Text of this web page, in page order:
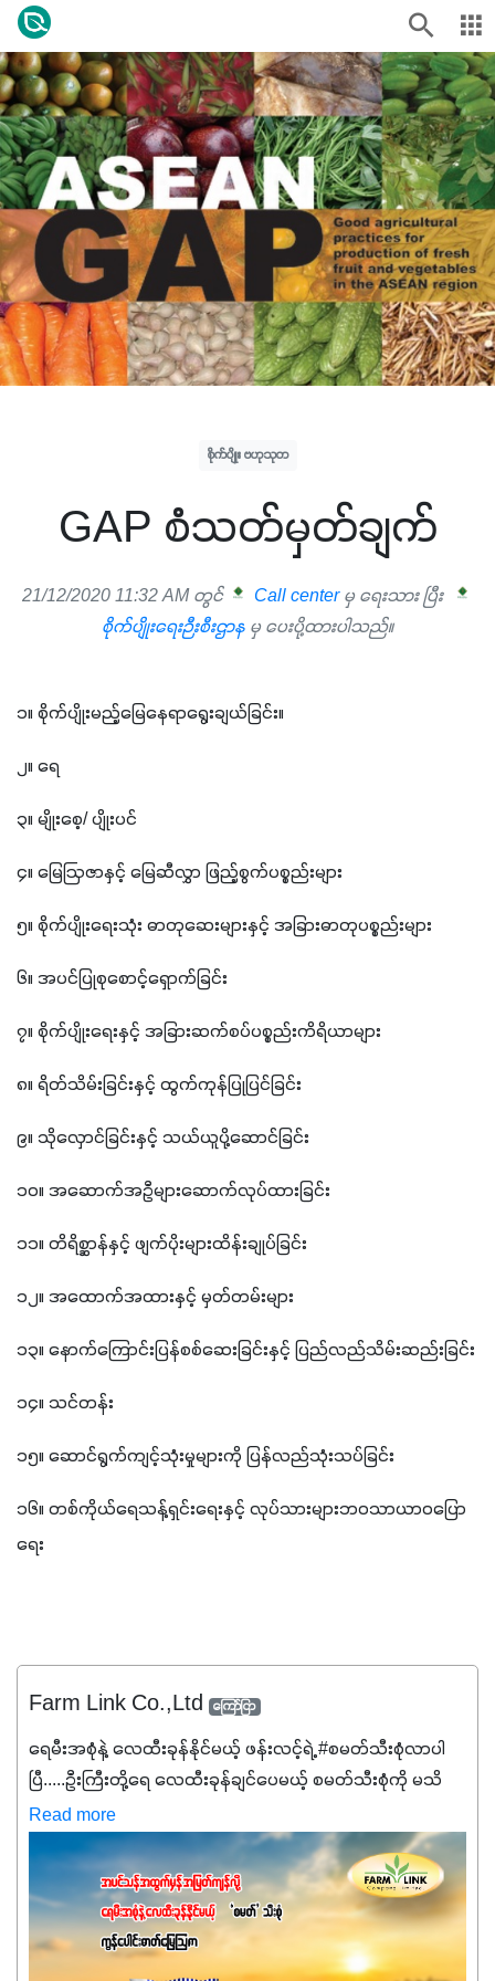
စိုက်ပျိုး ဗဟုသုတ
GAP စံသတ်မှတ်ချက်
21/12/2020 11:32 AM တွင် Call centerမှ ရေးသား ပြီး
စိုက်ပျိုးရေးဉီးစီးဌာန မှ ပေးပို့ထားပါသည်။
၁။ စိုက်ပျိုးမည့်မြေနေရာရွေးချယ်ခြင်း။
၂။ ရေ
၃။ မျိုးစေ့/ ပျိုးပင်
၄။ မြေဩဇာနှင့် မြေဆီလွှာ ဖြည့်စွက်ပစ္စည်းများ
၅။ စိုက်ပျိုးရေးသုံး ဓာတုဆေးများနှင့် အခြားဓာတုပစ္စည်းများ
၆။ အပင်ပြုစုစောင့်ရှောက်ခြင်း
၇။ စိုက်ပျိုးရေးနှင့် အခြားဆက်စပ်ပစ္စည်းကိရိယာများ
၈။ ရိတ်သိမ်းခြင်းနှင့် ထွက်ကုန်ပြုပြင်ခြင်း
၉။ သိုလှောင်ခြင်းနှင့် သယ်ယူပို့ဆောင်ခြင်း
၁၀။ အဆောက်အဦများဆောက်လုပ်ထားခြင်း
၁၁။ တိရိစ္ဆာန်နှင့် ဖျက်ပိုးများထိန်းချုပ်ခြင်း
၁၂။ အထောက်အထားနှင့် မှတ်တမ်းများ
၁၃။ နောက်ကြောင်းပြန်စစ်ဆေးခြင်းနှင့် ပြည်လည်သိမ်းဆည်းခြင်း
၁၄။ သင်တန်း
၁၅။ ဆောင်ရွက်ကျင့်သုံးမှုများကို ပြန်လည်သုံးသပ်ခြင်း
၁၆။ တစ်ကိုယ်ရေသန့်ရှင်းရေးနှင့် လုပ်သားများဘဝသာယာဝပြော
ရေး
Farm Link Co.,Ltd ကြော်ငြာ
ရေမီးအစုံနဲ့ လေထီးခုန်နိုင်မယ့် ဖန်းလင့်ရဲ့ #စမတ်သီးစုံလာပါ
ပြီ.....ဦးကြီးတို့ရေ ‌လေထီးခုန်ချင်ပေမယ့် စမတ်သီးစုံကို မသိ
သေးရင်တော့ ဒီစာလေးကို ဆက်ဖတ်‌ပေးပါ #စမတ်သီးစုံဆိုတာ
အပင်တိုင်းအတွက် အဓိကအာဟာရNPK (19:7:8)နဲ့ #ဟူးမစ်
အက်စစ်တို့ အချိုးကျ ပေါင်းစပ်ထားတဲ့ ကွန်ပေါင်း
ဓာတ်မြေဩဇာဖြစ်ပါတယ်။ အဓိကအကျိုးကျေးဇူးတွေအနေနဲ့
ကတော့ နိုက်ထရိုဂျင် 19%ပါဝင်တဲ့အတွက် ကလိုရိုဖီးလ်ဖွဲ့စည်း
မှုကို အားပေးကာ သီးနှံပင်များ၏အရွက်များစိမ်းလန်းသန်စွမ်း
Read more